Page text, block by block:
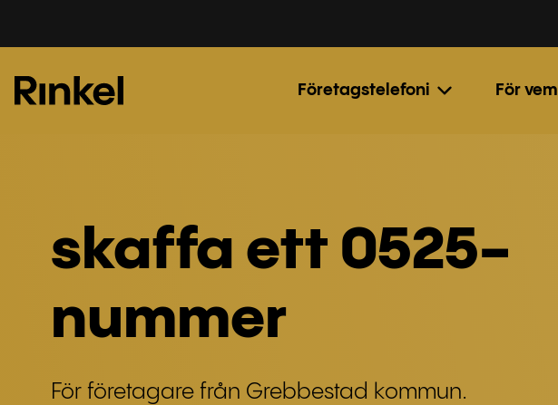
Företagstelefoni För vem
skaffa ett 0525-
nummer
För företagare från Grebbestad kommun.